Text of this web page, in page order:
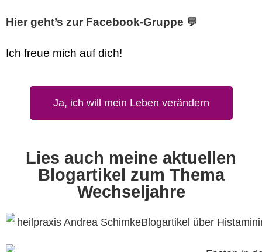
Hier geht’s zur Facebook-Gruppe 💬
Ich freue mich auf dich!
Ja, ich will mein Leben verändern
Lies auch meine aktuellen
Blogartikel zum Thema
Wechseljahre